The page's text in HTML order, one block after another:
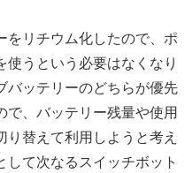
をリチウム化したので、ポ
使うという必要はなくなり
バッテリーのどちらが優先
で、バッテリー残量や使用
替えて利用しようと考え
して次なるスイッチボット